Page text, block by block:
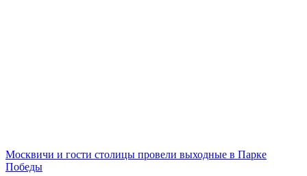
Москвичи и гости столицы провели выходные в Парке
Победы